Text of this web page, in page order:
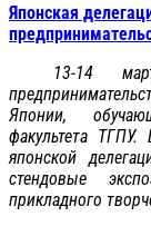
Японская
13-14
Японии,
факультета
японской
стендовые
прикладного